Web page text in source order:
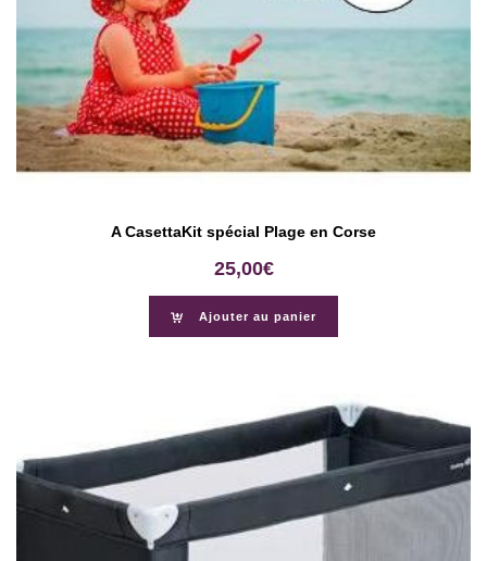
A CasettaKit spécial Plage en Corse
25,00€
Ajouter au panier